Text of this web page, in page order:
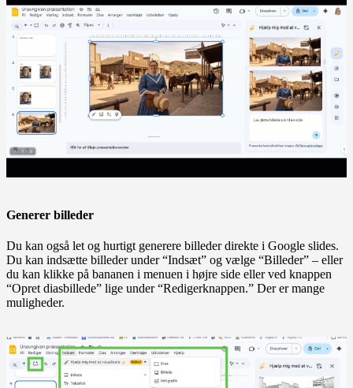
Generer billeder
Du kan også let og hurtigt generere billeder direkte i Google slides.
Du kan indsætte billeder under “Indsæt” og vælge “Billeder” – eller
du kan klikke på bananen i menuen i højre side eller ved knappen
“Opret diasbillede” lige under “Redigerknappen.” Der er mange
muligheder.